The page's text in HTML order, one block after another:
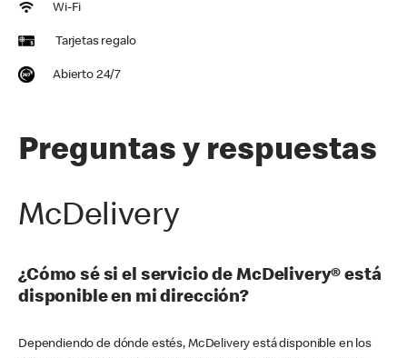
Wi-Fi
Tarjetas regalo
Abierto 24/7
Preguntas y respuestas
McDelivery
¿Cómo sé si el servicio de McDelivery® está
disponible en mi dirección?
Dependiendo de dónde estés, McDelivery está disponible en los